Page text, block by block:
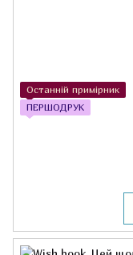
Останній примірник
ПЕРШОДРУК